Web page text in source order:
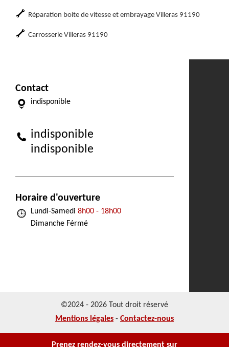
Prenez rendez-vous directement sur
Réparation boite de vitesse et embrayage Villeras 91190
Carrosserie Villeras 91190
Contact
indisponible
indisponible
indisponible
Horaire d'ouverture
Lundi-Samedi 8h00 - 18h00
Dimanche Férmé
©2024 - 2026 Tout droit réservé
Mentions légales - Contactez-nous